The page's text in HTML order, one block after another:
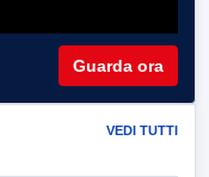
Guarda ora
VEDI TUTTI